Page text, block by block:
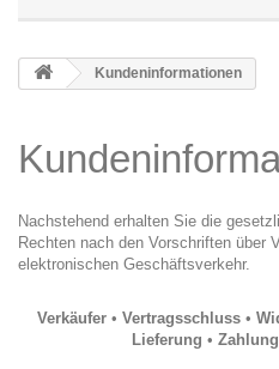
Kundeninformationen
Nachstehend erhalten Sie die
Rechten nach den Vorschriften über
elektronischen Geschäftsverkehr.
Verkäufer• Vertragsschluss•
Lieferung • Zahlung